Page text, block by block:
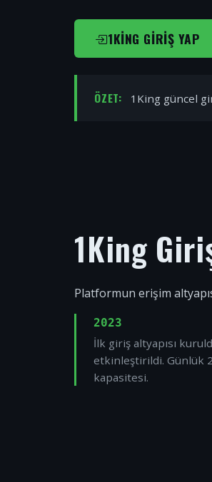
1KING GIRIŞ YAP
ÖZET: 1King güncel
1King
Platformun erişim
2023
İlk giriş altyapısı
etkinleştirildi. Günlük
kapasitesi.